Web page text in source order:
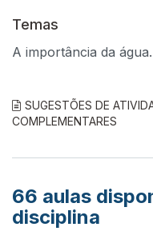
Temas
A importância da água.
SUGESTÕES DE
COMPLEMENTARES
66 aulas
disciplina